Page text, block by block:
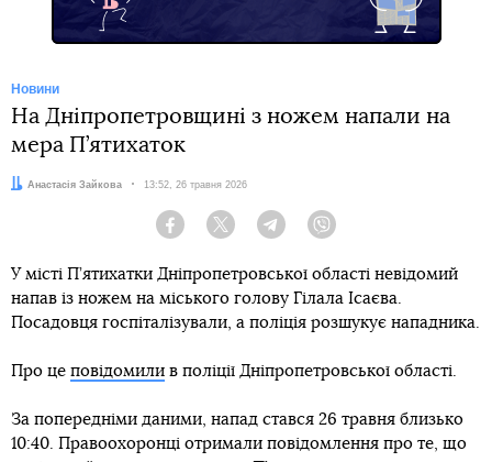
Новини
На Дніпропетровщині з ножем напали на
мера П’ятихаток
Автор:
Анастасія Зайкова Дата:
13:52, 26 травня 2026
Facebook Twitter Telegram
У місті П’ятихатки Дніпропетровської області невідомий
напав із ножем на міського голову Гілала Ісаєва.
Посадовця госпіталізували, а поліція розшукує нападника.
Про це повідомили в поліції Дніпропетровської області.
За попередніми даними, напад стався 26 травня близько
10:40. Правоохоронці отримали повідомлення про те, що